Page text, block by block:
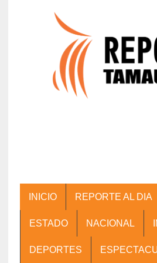
INICIO REPORTE AL DIA
ESTADO NACIONAL
DEPORTES